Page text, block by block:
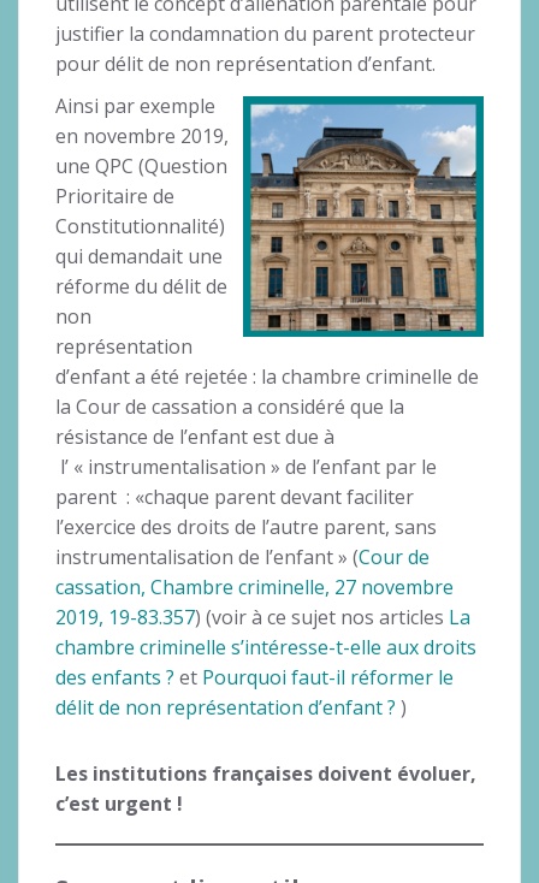
justifier la condamnation du parent protecteur
pour délit de non représentation d’enfant.
Ainsi par exemple
en novembre 2019,
une QPC (Question
Prioritaire de
Constitutionnalité)
qui demandait une
réforme du délit de
non
représentation
d’enfant a été rejetée : la chambre criminelle de
la Cour de cassation a considéré que la
résistance de l’enfant est due à
l’ « instrumentalisation » de l’enfant par le
parent : «chaque parent devant faciliter
l’exercice des droits de l’autre parent, sans
instrumentalisation de l’enfant » (Cour de
cassation, Chambre criminelle, 27 novembre
2019, 19-83.357) (voir à ce sujet nos articles La
chambre criminelle s’intéresse-t-elle aux droits
des enfants ? et Pourquoi faut-il réformer le
délit de non représentation d’enfant ? )
Les institutions françaises doivent évoluer,
c’est urgent !